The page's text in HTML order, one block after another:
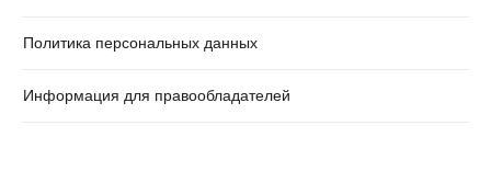
Политика персональных данных
Информация для правообладателей